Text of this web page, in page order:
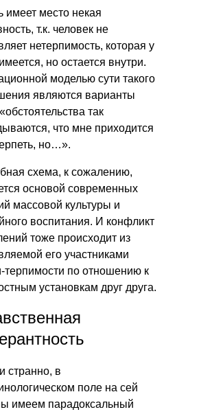
имеет место некая
т.к. человек не
нетерпимость, которая у
но остается внутри.
моделью сути такого
являются варианты
так
что мне приходится
но…».
схема, к сожалению,
основой современных
массовой культуры и
воспитания. И конфликт
тоже происходит из
его участниками
терпимости по отношению к
установкам друг друга.
странно, в
поле на сей
имеем парадоксальный